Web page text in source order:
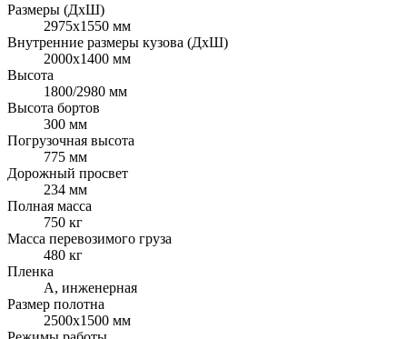
Размеры (ДхШ)
2975х1550 мм
Внутренние размеры кузова (ДхШ)
2000х1400 мм
Высота
1800/2980 мм
Высота бортов
300 мм
Погрузочная высота
775 мм
Дорожный просвет
234 мм
Полная масса
750 кг
Масса перевозимого груза
480 кг
Пленка
А, инженерная
Размер полотна
2500х1500 мм